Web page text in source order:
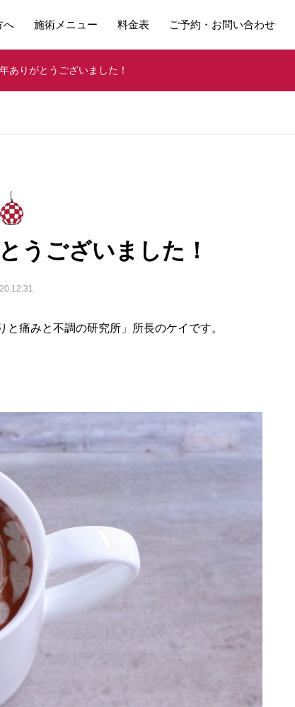
へ 施術メニュー 料金表 ご予約・お問い合わせ
ありがとうございました！
うございました！
痛みと不調の研究所」所長のケイです。